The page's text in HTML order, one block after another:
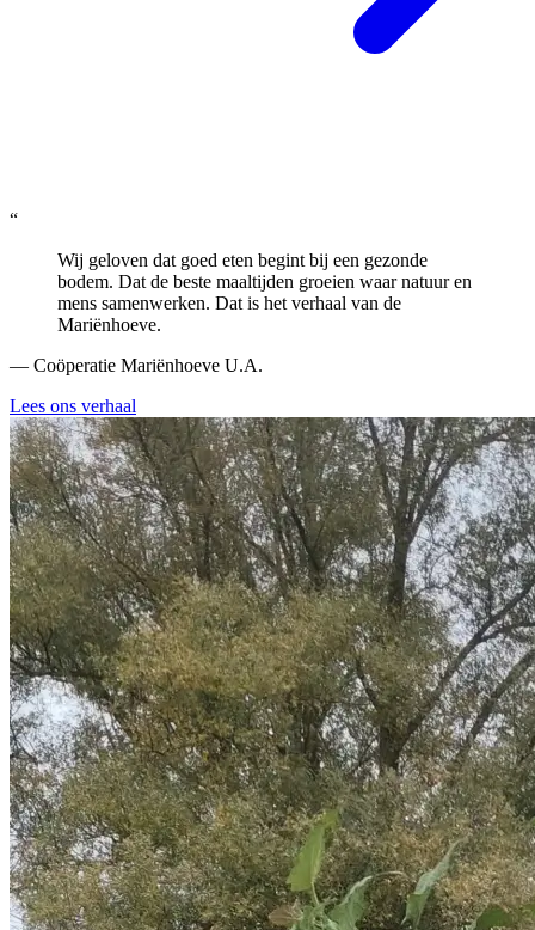
“
Wij geloven dat goed eten begint bij een gezonde
bodem. Dat de beste maaltijden groeien waar natuur en
mens samenwerken. Dat is het verhaal van de
Mariënhoeve.
— Coöperatie Mariënhoeve U.A.
Lees ons verhaal